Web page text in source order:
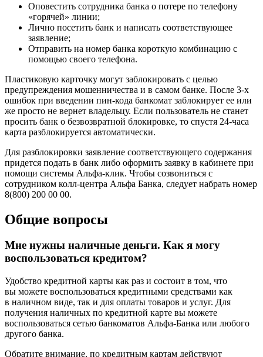
Оповестить сотрудника банка о потере по телефону
«горячей» линии;
Лично посетить банк и написать соответствующее
заявление;
Отправить на номер банка короткую комбинацию с
помощью своего телефона.
Пластиковую карточку могут заблокировать с целью
предупреждения мошенничества и в самом банке. После 3-х
ошибок при введении пин-кода банкомат заблокирует ее или
же просто не вернет владельцу. Если пользователь не станет
просить банк о безвозвратной блокировке, то спустя 24-часа
карта разблокируется автоматически.
Для разблокировки заявление соответствующего содержания
придется подать в банк либо оформить заявку в кабинете при
помощи системы Альфа-клик. Чтобы созвониться с
сотрудником колл-центра Альфа Банка, следует набрать номер
8(800) 200 00 00.
Общие вопросы
Мне нужны наличные деньги. Как я могу
воспользоваться кредитом?
Удобство кредитной карты как раз и состоит в том, что
вы можете воспользоваться кредитными средствами как
в наличном виде, так и для оплаты товаров и услуг. Для
получения наличных по кредитной карте вы можете
воспользоваться сетью банкоматов Альфа-Банка или любого
другого банка.
Обратите внимание, по кредитным картам действуют